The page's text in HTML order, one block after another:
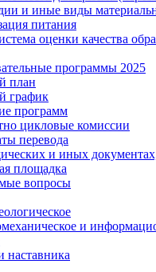
и иные виды
питания
оценки качества
программы 2025
план
график
программ
цикловые комиссии
перевода
и иных
площадка
вопросы
и
наставника